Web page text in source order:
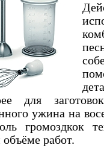
для
ужина на
громоздкок
работ.